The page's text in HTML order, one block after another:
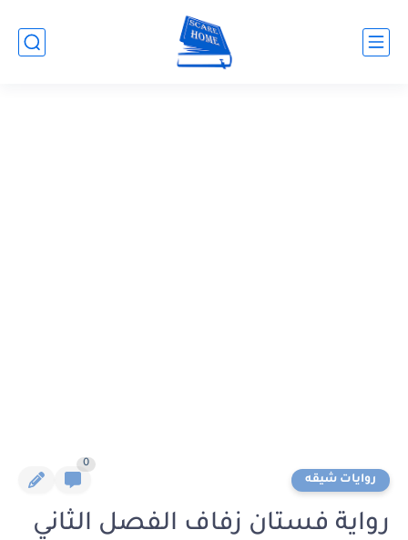
روايات شيقه
0
رواية فستان زفاف الفصل الثاني